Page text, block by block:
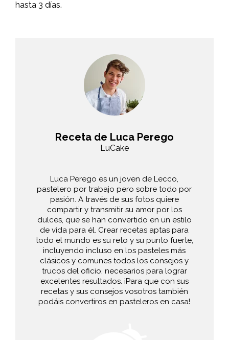
hasta 3 días.
Receta de Luca Perego
LuCake
Luca Perego es un joven de Lecco,
pastelero por trabajo pero sobre todo por
pasión. A través de sus fotos quiere
compartir y transmitir su amor por los
dulces, que se han convertido en un estilo
de vida para él. Crear recetas aptas para
todo el mundo es su reto y su punto fuerte,
incluyendo incluso en los pasteles más
clásicos y comunes todos los consejos y
trucos del oficio, necesarios para lograr
excelentes resultados. ¡Para que con sus
recetas y sus consejos vosotros también
podáis convertiros en pasteleros en casa!